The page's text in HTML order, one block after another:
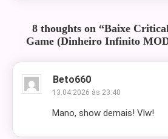
8 thoughts on “Baixe
Game (Dinheiro Infinito
Beto660
13.04.2026 às 23:40
Mano, show demais! Vlw!